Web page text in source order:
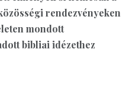
rendezvényeken
mondott
bibliai idézethez